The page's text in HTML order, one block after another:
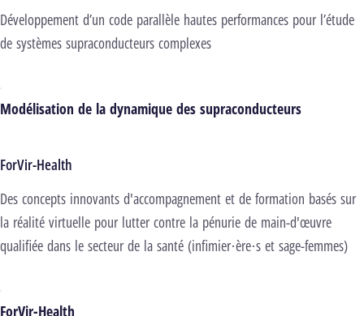
Développement d’un code parallèle hautes performances pour l’étude
de systèmes supraconducteurs complexes
Modélisation de la dynamique des supraconducteurs
ForVir-Health
Des concepts innovants d'accompagnement et de formation basés sur
la réalité virtuelle pour lutter contre la pénurie de main-d'œuvre
qualifiée dans le secteur de la santé (infimier·ère·s et sage-femmes)
ForVir-Health